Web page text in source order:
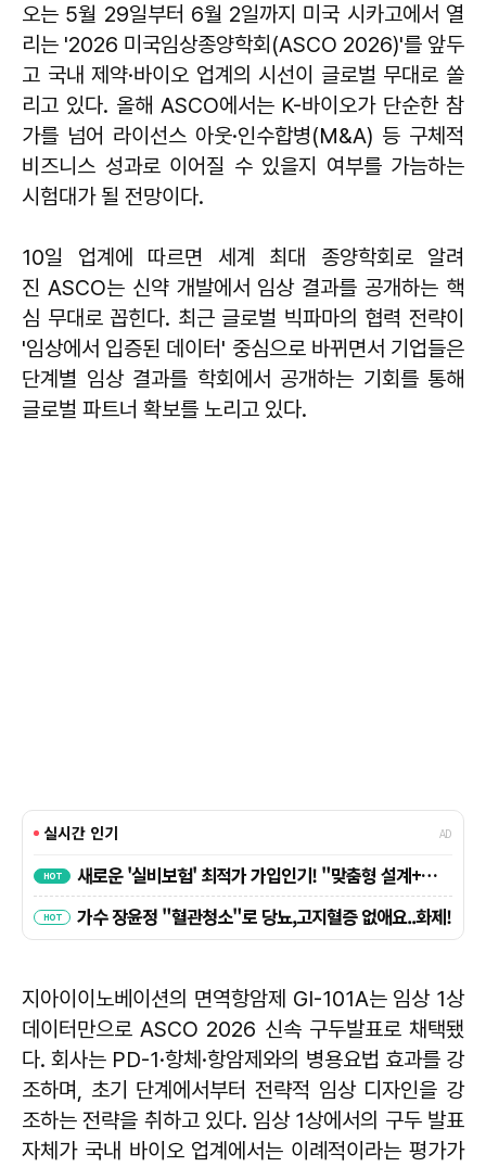
오는 5월 29일부터 6월 2일까지 미국 시카고에서 열
리는 '2026 미국임상종양학회(ASCO 2026)'를 앞두
고 국내 제약·바이오 업계의 시선이 글로벌 무대로 쏠
리고 있다. 올해 ASCO에서는 K-바이오가 단순한 참
가를 넘어 라이선스 아웃·인수합병(M&A) 등 구체적
비즈니스 성과로 이어질 수 있을지 여부를 가늠하는
시험대가 될 전망이다.
10일 업계에 따르면 세계 최대 종양학회로 알려
진 ASCO는 신약 개발에서 임상 결과를 공개하는 핵
심 무대로 꼽힌다. 최근 글로벌 빅파마의 협력 전략이
'임상에서 입증된 데이터' 중심으로 바뀌면서 기업들은
단계별 임상 결과를 학회에서 공개하는 기회를 통해
글로벌 파트너 확보를 노리고 있다.
지아이이노베이션의 면역항암제 GI-101A는 임상 1상
데이터만으로 ASCO 2026 신속 구두발표로 채택됐
다. 회사는 PD-1·항체·항암제와의 병용요법 효과를 강
조하며, 초기 단계에서부터 전략적 임상 디자인을 강
조하는 전략을 취하고 있다. 임상 1상에서의 구두 발표
자체가 국내 바이오 업계에서는 이례적이라는 평가가